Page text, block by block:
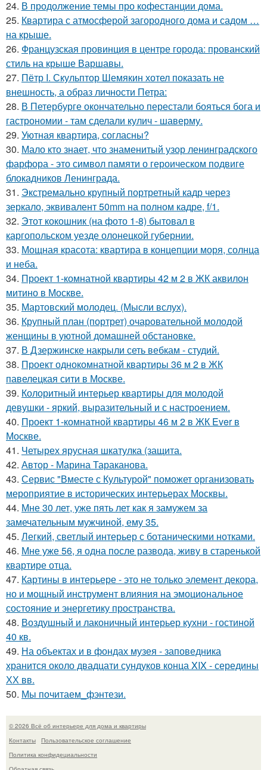
24. В продолжение темы про кофестанции дома.
25. Квартира с атмосферой загородного дома и садом …
на крыше.
26. Французская провинция в центре города: прованский
стиль на крыше Варшавы.
27. Пётр I. Скульптор Шемякин хотел показать не
внешность, а образ личности Петра:
28. В Петербурге окончательно перестали бояться бога и
гастрономии - там сделали кулич - шаверму.
29. Уютная квартира, согласны?
30. Мало кто знает, что знаменитый узор ленинградского
фарфора - это символ памяти о героическом подвиге
блокадников Ленинграда.
31. Экстремально крупный портретный кадр через
зеркало, эквивалент 50mm на полном кадре, f/1.
32. Этот кокошник (на фото 1-8) бытовал в
каргопольском уезде олонецкой губернии.
33. Мощная красота: квартира в концепции моря, солнца
и неба.
34. Проект 1-комнатной квартиры 42 м 2 в ЖК аквилон
митино в Москве.
35. Мартовский молодец. (Мысли вслух).
36. Крупный план (портрет) очаровательной молодой
женщины в уютной домашней обстановке.
37. В Дзержинске накрыли сеть вебкам - студий.
38. Проект однокомнатной квартиры 36 м 2 в ЖК
павелецкая сити в Москве.
39. Колоритный интерьер квартиры для молодой
девушки - яркий, выразительный и с настроением.
40. Проект 1-комнатной квартиры 46 м 2 в ЖК Ever в
Москве.
41. Четырех ярусная шкатулка (защита.
42. Автор - Марина Тараканова.
43. Сервис "Вместе с Культурой" поможет организовать
мероприятие в исторических интерьерах Москвы.
44. Мне 30 лет, уже пять лет как я замужем за
замечательным мужчиной, ему 35.
45. Легкий, светлый интерьер с ботаническими нотками.
46. Мне уже 56, я одна после развода, живу в старенькой
квартире отца.
47. Картины в интерьере - это не только элемент декора,
но и мощный инструмент влияния на эмоциональное
состояние и энергетику пространства.
48. Воздушный и лаконичный интерьер кухни - гостиной
40 кв.
49. На объектах и в фондах музея - заповедника
хранится около двадцати сундуков конца XIX - середины
ХХ вв.
50. Мы почитаем_фэнтези.
© 2026 Всё об интерьере для дома и квартиры
Контакты
Пользовательское соглашение
Политика конфидециальности